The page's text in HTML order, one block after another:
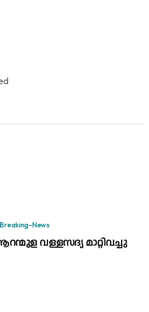
Breaking-News
വള്ളസദ്യ മാറ്റിവച്ചു